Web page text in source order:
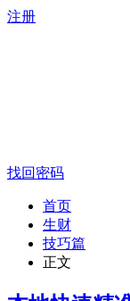
注册
找回密码
首页
生财
技巧篇
正文